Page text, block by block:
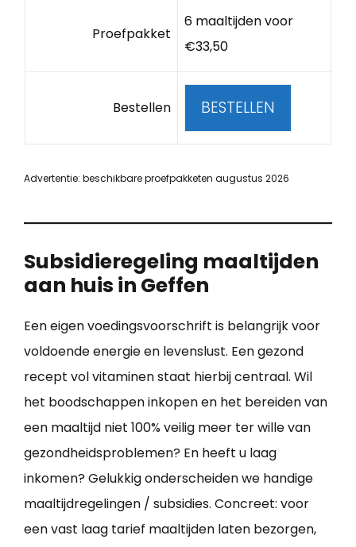
Proefpakket
6 maaltijden voor
€33,50
Bestellen BESTELLEN
Advertentie: beschikbare proefpakketen augustus 2026
Subsidieregeling maaltijden
aan huis in Geffen
Een eigen voedingsvoorschrift is belangrijk voor
voldoende energie en levenslust. Een gezond
recept vol vitaminen staat hierbij centraal. Wil
het boodschappen inkopen en het bereiden van
een maaltijd niet 100% veilig meer ter wille van
gezondheidsproblemen? En heeft u laag
inkomen? Gelukkig onderscheiden we handige
maaltijdregelingen / subsidies. Concreet: voor
een vast laag tarief maaltijden laten bezorgen,